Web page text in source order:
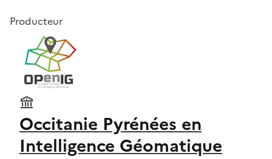
Producteur
Occitanie Pyrénées en
Intelligence Géomatique